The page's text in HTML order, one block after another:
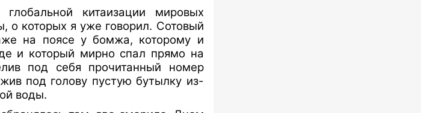
китаизации мировых
о которых я уже говорил. Сотовый
на поясе у бомжа, которому и
и который мирно спал прямо на
под себя прочитанный номер
под голову пустую бутылку из-
воды.